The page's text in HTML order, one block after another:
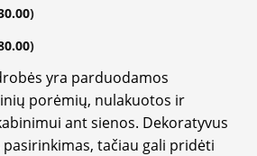
)
)
yra parduodamos
porėmių, nulakuotos ir
ant sienos. Dekoratyvus
tačiau gali pridėti